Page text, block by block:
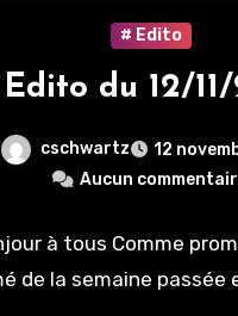
# Edito
Edito du 12/11/
cschwartz
12
Aucun
à tous Comme
de la semaine passée